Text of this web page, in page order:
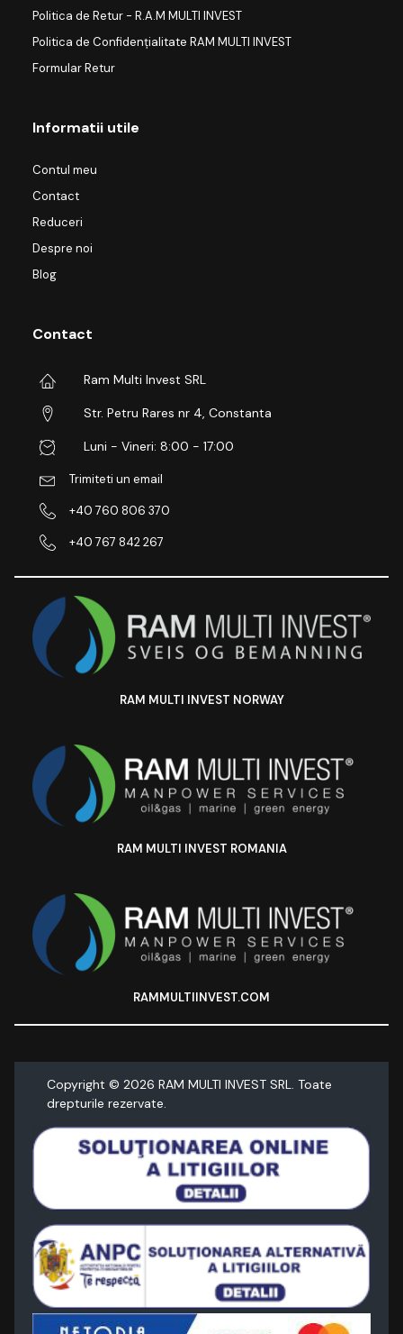
Politica de Retur - R.A.M MULTI INVEST
Politica de Confidențialitate RAM MULTI INVEST
Formular Retur
Informatii utile
Contul meu
Contact
Reduceri
Despre noi
Blog
Contact
Ram Multi Invest SRL
Str. Petru Rares nr 4, Constanta
Luni - Vineri: 8:00 - 17:00
Trimiteti un email
+40 760 806 370
+40 767 842 267
RAM MULTI INVEST NORWAY
RAM MULTI INVEST ROMANIA
RAMMULTIINVEST.COM
Copyright © 2026 RAM MULTI INVEST SRL. Toate
drepturile rezervate.